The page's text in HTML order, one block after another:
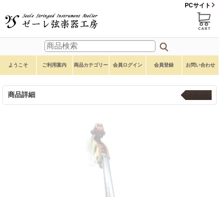
PCサイト
ようこそ ご利用案内 商品カテゴリー 会員ログイン 会員登録 お問い合わせ
商品詳細